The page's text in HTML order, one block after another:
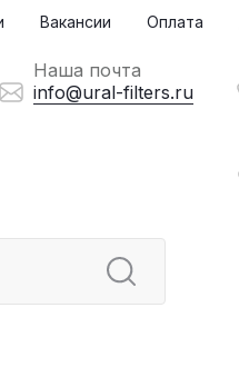
Вакансии Оплата
Наша почта
info@ural-filters.ru